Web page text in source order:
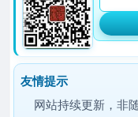
友情提示
网站持续更新，非